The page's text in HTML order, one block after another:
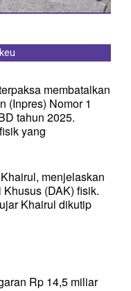
membatalkan
(Inpres) Nomor 1
tahun 2025.
yang
menjelaskan
(DAK) fisik.
Khairul dikutip
Rp 14,5 miliar